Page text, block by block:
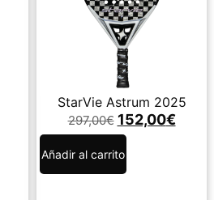
StarVie Astrum 2025
297,00€ 152,00€
Añadir al carrito